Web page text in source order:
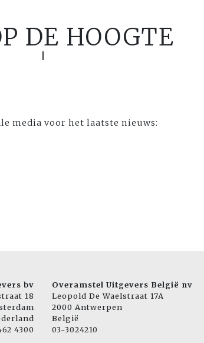
DE HOOGTE
media voor het laatste nieuws:
bv
18
4300
Overamstel Uitgevers België nv
Leopold De Waelstraat 17A
2000 Antwerpen
België
03-3024210